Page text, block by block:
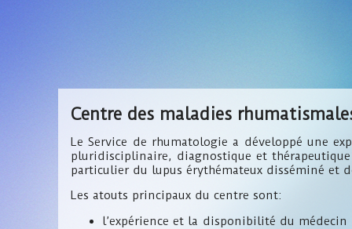
Centre des maladies
Le Service de rhumatologie a développé une
pluridisciplinaire, diagnostique et
particulier du lupus érythémateux disséminé et
Les atouts principaux du centre sont:
l’expérience et la disponibilité du